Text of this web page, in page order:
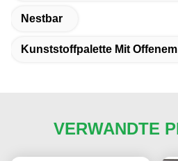
Nestbar
Kunststoffpalette Mit
VERWANDTE